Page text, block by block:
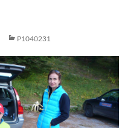
P1040231